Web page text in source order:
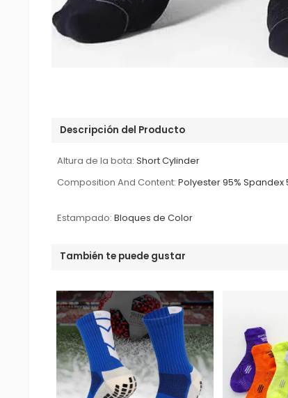
Descripción del Producto
Altura de la bota: Short Cylinder
Composition And Content: Polyester 95% Spandex
Estampado: Bloques de Color
También te puede gustar